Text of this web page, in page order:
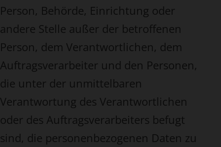
Person, Behörde, Einrichtung oder
andere Stelle außer der betroffenen
Person, dem Verantwortlichen, dem
Auftragsverarbeiter und den Personen,
die unter der unmittelbaren
Verantwortung des Verantwortlichen
oder des Auftragsverarbeiters befugt
sind, die personenbezogenen Daten zu